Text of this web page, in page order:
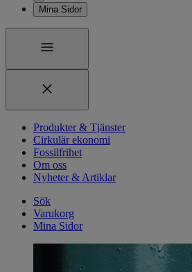
Mina Sidor
Produkter & Tjänster
Cirkulär ekonomi
Fossilfrihet
Om oss
Nyheter & Artiklar
Sök
Varukorg
Mina Sidor